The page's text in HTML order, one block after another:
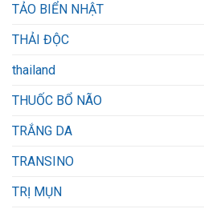
TẢO BIỂN NHẬT
THẢI ĐỘC
thailand
THUỐC BỔ NÃO
TRẮNG DA
TRANSINO
TRỊ MỤN